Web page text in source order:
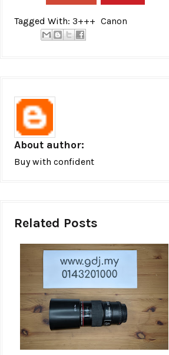
Tagged With: 3+++ Canon
About author:
Buy with confident
Related Posts